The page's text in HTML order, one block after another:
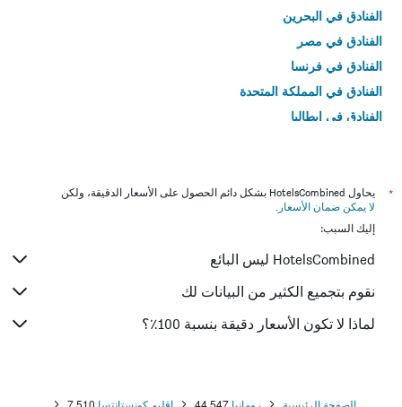
الفنادق في البحرين
الفنادق في مصر
الفنادق في فرنسا
الفنادق في المملكة المتحدة
الفنادق في إيطاليا
*
يحاول HotelsCombined بشكل دائم الحصول على الأسعار الدقيقة، ولكن
لا يمكن ضمان الأسعار .
إليك السبب:
HotelsCombined ليس البائع
نقوم بتجميع الكثير من البيانات لك
لماذا لا تكون الأسعار دقيقة بنسبة 100٪؟
الصفحة الرئيسية رومانيا 44,547 إقليم كونستانتسا 7,510